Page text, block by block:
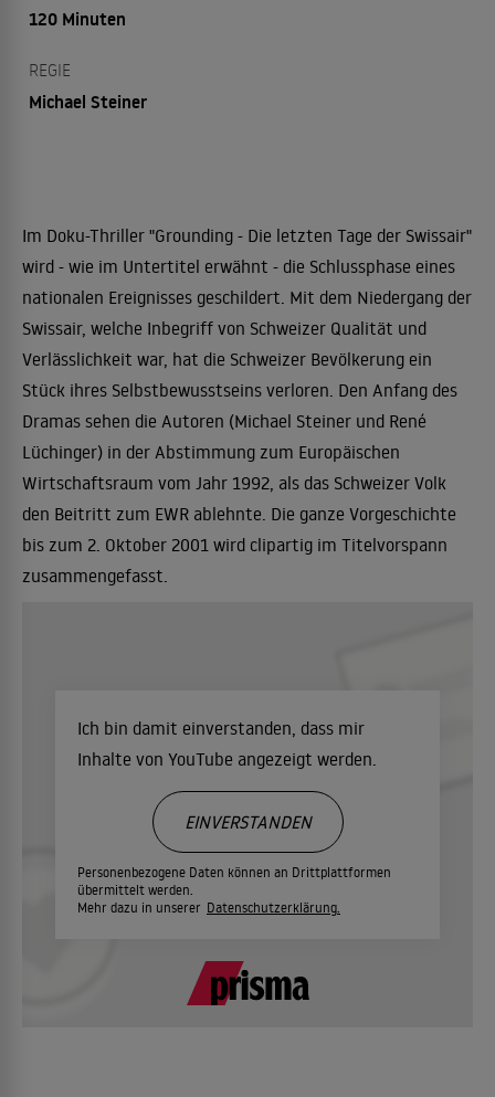
120 Minuten
REGIE
Michael Steiner
Im Doku-Thriller "Grounding - Die letzten Tage der Swissair"
wird - wie im Untertitel erwähnt - die Schlussphase eines
nationalen Ereignisses geschildert. Mit dem Niedergang der
Swissair, welche Inbegriff von Schweizer Qualität und
Verlässlichkeit war, hat die Schweizer Bevölkerung ein
Stück ihres Selbstbewusstseins verloren. Den Anfang des
Dramas sehen die Autoren (Michael Steiner und René
Lüchinger) in der Abstimmung zum Europäischen
Wirtschaftsraum vom Jahr 1992, als das Schweizer Volk
den Beitritt zum EWR ablehnte. Die ganze Vorgeschichte
bis zum 2. Oktober 2001 wird clipartig im Titelvorspann
zusammengefasst.
Ich bin damit einverstanden, dass mir
Inhalte von YouTube angezeigt werden.
Personenbezogene Daten können an Drittplattformen
übermittelt werden.
Mehr dazu in unserer Datenschutzerklärung.
EINVERSTANDEN